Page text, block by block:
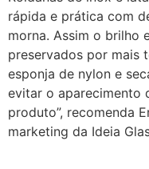
rápida e prática com
morna. Assim o brilho
preservados por mais
esponja de nylon e
evitar o aparecimento
produto”, recomenda
marketing da Ideia